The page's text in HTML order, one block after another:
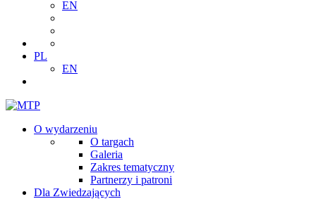
EN
PL
EN
O wydarzeniu
O targach
Galeria
Zakres tematyczny
Partnerzy i patroni
Dla Zwiedzających